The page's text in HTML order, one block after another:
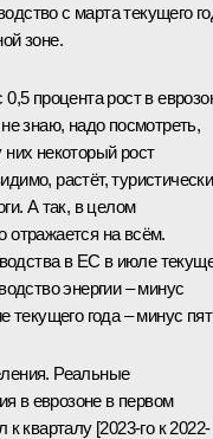
с марта текущего
зоне.
процента рост в
знаю, надо посмотреть,
некоторый рост
растёт,
А так, в целом
отражается на всём.
в ЕС в июле
энергии – минус
текущего года – минус
Реальные
в еврозоне в первом
к кварталу [2023-го к 2022-